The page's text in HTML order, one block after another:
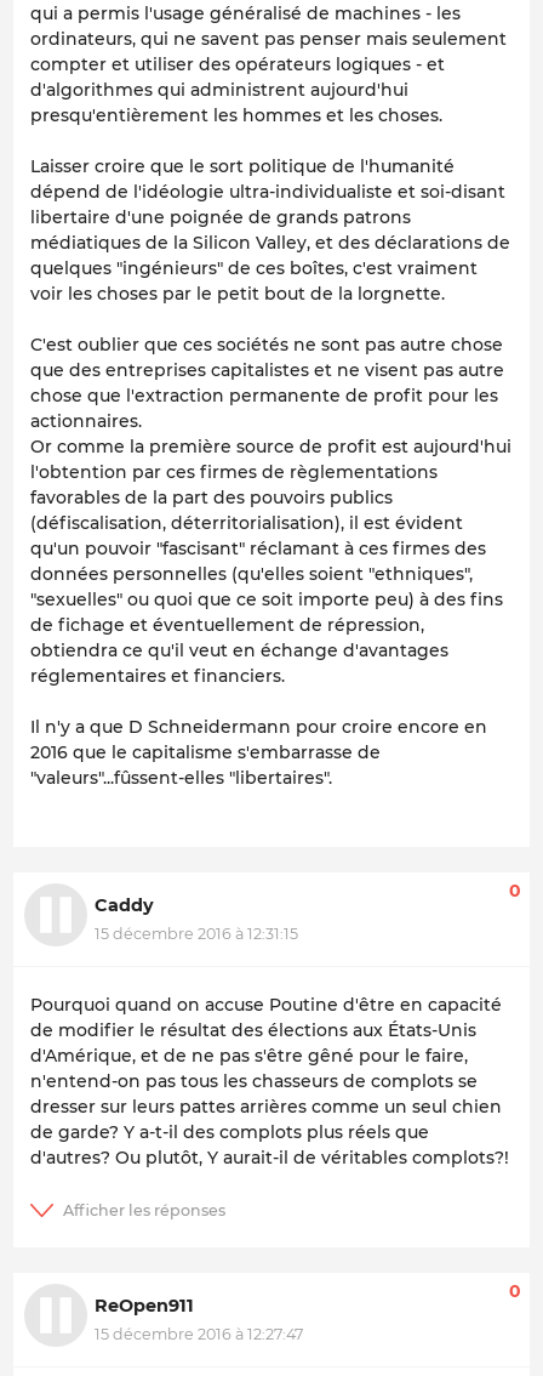
qui a permis l'usage généralisé de machines - les
ordinateurs, qui ne savent pas penser mais seulement
compter et utiliser des opérateurs logiques - et
d'algorithmes qui administrent aujourd'hui
presqu'entièrement les hommes et les choses.
Laisser croire que le sort politique de l'humanité
dépend de l'idéologie ultra-individualiste et soi-disant
libertaire d'une poignée de grands patrons
médiatiques de la Silicon Valley, et des déclarations de
quelques "ingénieurs" de ces boîtes, c'est vraiment
voir les choses par le petit bout de la lorgnette.
C'est oublier que ces sociétés ne sont pas autre chose
que des entreprises capitalistes et ne visent pas autre
chose que l'extraction permanente de profit pour les
actionnaires.
Or comme la première source de profit est aujourd'hui
l'obtention par ces firmes de règlementations
favorables de la part des pouvoirs publics
(défiscalisation, déterritorialisation), il est évident
qu'un pouvoir "fascisant" réclamant à ces firmes des
données personnelles (qu'elles soient "ethniques",
"sexuelles" ou quoi que ce soit importe peu) à des fins
de fichage et éventuellement de répression,
obtiendra ce qu'il veut en échange d'avantages
réglementaires et financiers.
Il n'y a que D Schneidermann pour croire encore en
2016 que le capitalisme s'embarrasse de
"valeurs"...fûssent-elles "libertaires".
Caddy
15 décembre 2016 à 12:31:15
0
Pourquoi quand on accuse Poutine d'être en capacité
de modifier le résultat des élections aux États-Unis
d'Amérique, et de ne pas s'être gêné pour le faire,
n'entend-on pas tous les chasseurs de complots se
dresser sur leurs pattes arrières comme un seul chien
de garde? Y a-t-il des complots plus réels que
d'autres? Ou plutôt, Y aurait-il de véritables complots?!
ReOpen911
15 décembre 2016 à 12:27:47
0